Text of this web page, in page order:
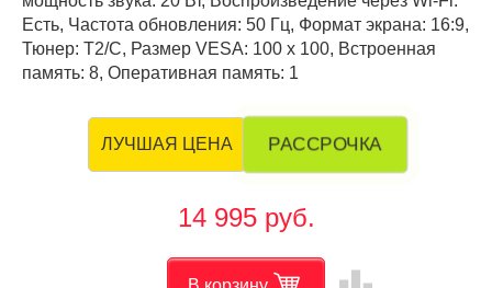
Есть, Частота обновления: 50 Гц, Формат экрана: 16:9,
Тюнер: T2/C, Размер VESA: 100 х 100, Встроенная
память: 8, Оперативная память: 1
ЛУЧШАЯ ЦЕНА РАССРОЧКА
14 995 руб.